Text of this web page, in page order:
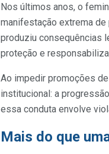
Nos últimos anos, o
manifestação extrema
produziu consequências
proteção e
Ao impedir promoções
institucional: a
essa conduta envolve
Mais do que